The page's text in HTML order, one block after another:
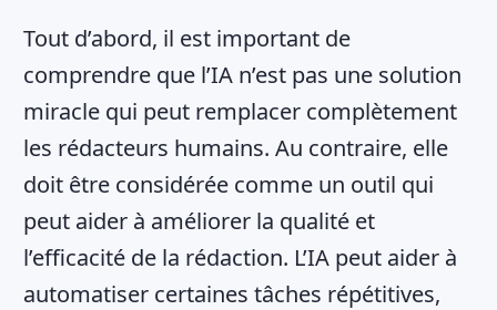
Tout d’abord, il est important de
comprendre que l’IA n’est pas une solution
miracle qui peut remplacer complètement
les rédacteurs humains. Au contraire, elle
doit être considérée comme un outil qui
peut aider à améliorer la qualité et
l’efficacité de la rédaction. L’IA peut aider à
automatiser certaines tâches répétitives,